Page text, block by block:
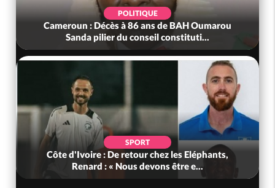
POLITIQUE
Cameroun : Décès à 86 ans de BAH Oumarou
Sanda pilier du conseil constituti...
SPORT
Côte d'Ivoire : De retour chez les Eléphants,
Renard : « Nous devons être e...